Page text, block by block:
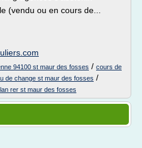
(vendu ou en cours de...
94100 st maur des fosses / cours de
de change st maur des fosses /
rer st maur des fosses